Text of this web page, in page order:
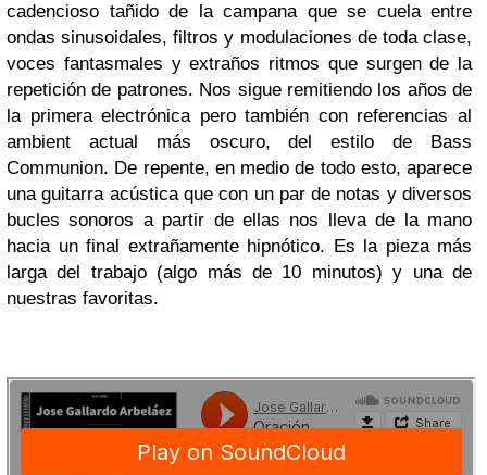
cadencioso tañido de la campana que se cuela entre
ondas sinusoidales, filtros y modulaciones de toda clase,
voces fantasmales y extraños ritmos que surgen de la
repetición de patrones. Nos sigue remitiendo los años de
la primera electrónica pero también con referencias al
ambient actual más oscuro, del estilo de Bass
Communion. De repente, en medio de todo esto, aparece
una guitarra acústica que con un par de notas y diversos
bucles sonoros a partir de ellas nos lleva de la mano
hacia un final extrañamente hipnótico. Es la pieza más
larga del trabajo (algo más de 10 minutos) y una de
nuestras favoritas.